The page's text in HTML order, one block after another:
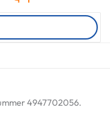
4947702056.